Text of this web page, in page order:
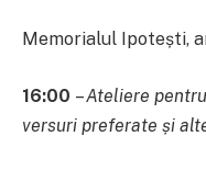
Memorialul Ipotești,
16:00 –Ateliere
versuri preferate și